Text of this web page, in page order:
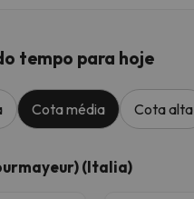
tempo para hoje
Cota média Cota alta
(Italia)